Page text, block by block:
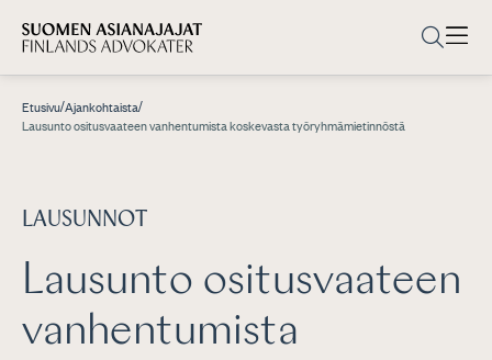
Etusivu/Ajankohtaista/
Lausunto ositusvaateen vanhentumista koskevasta työryhmämietinnöstä
LAUSUNNOT
Lausunto ositusvaateen
vanhentumista